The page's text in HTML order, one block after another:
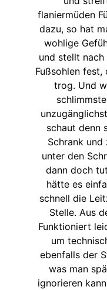
flaniermüden
dazu, so hat
wohlige
und stellt
Fußsohlen
trog. Und
schaut denn
Schrank und
unter den
dann doch
hätte es
schnell die
Stelle. Aus
Funktioniert
um
ebenfalls der
was man
ignorieren